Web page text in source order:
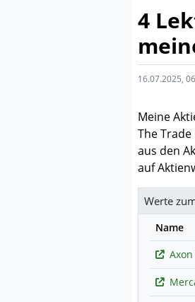
4
16.07.2025,
Meine
The
aus den
auf
Werte
Name